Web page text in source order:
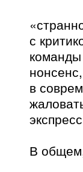
с
команды
в
В